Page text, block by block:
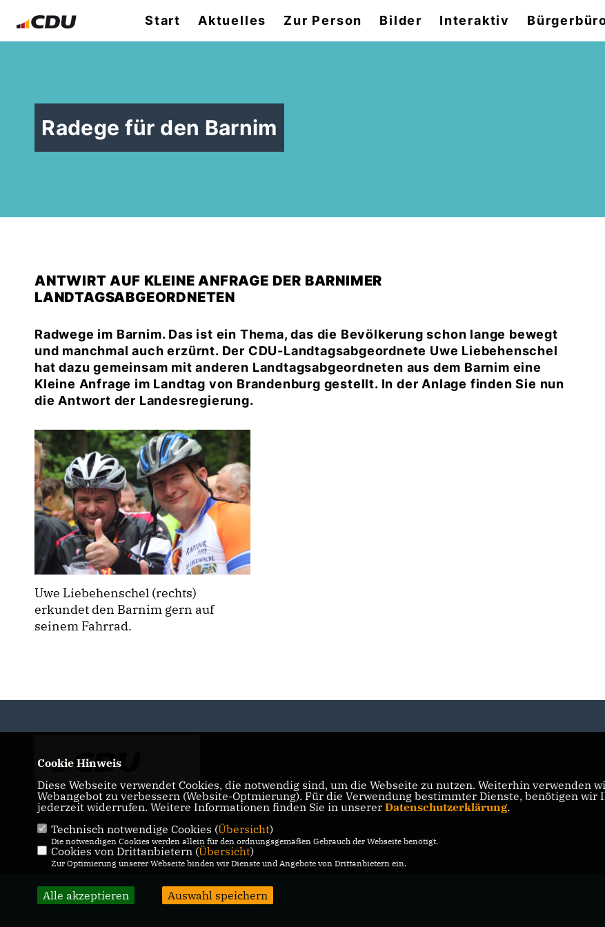
Start Aktuelles Zur Person Bilder Interaktiv
Radege für den Barnim
ANTWIRT AUF KLEINE ANFRAGE DER BARNIMER
LANDTAGSABGEORDNETEN
Radwege im Barnim. Das ist ein Thema, das die Bevölkerung schon lange bewegt
und manchmal auch erzürnt. Der CDU-Landtagsabgeordnete Uwe Liebehenschel
hat dazu gemeinsam mit anderen Landtagsabgeordneten aus dem Barnim eine
Kleine Anfrage im Landtag von Brandenburg gestellt. In der Anlage finden Sie nun
die Antwort der Landesregierung.
Uwe Liebehenschel (rechts)
erkundet den Barnim gern auf
seinem Fahrrad.
IMPRESSUM DATENSCHUTZ KONTAKT
@2026 Uwe Liebehenschel
Cookie Hinweis
Diese Webseite verwendet Cookies, die notwendig sind, um die Webseite zu nutzen. Weiterhin verwenden
Webangebot zu verbessern (Website-Optmierung). Für die Verwendung bestimmter Dienste, benötigen
jederzeit widerrufen. Weitere Informationen finden Sie in unserer Datenschutzerklärung.
Technisch notwendige Cookies (Übersicht)
Die notwendigen Cookies werden allein für den ordnungsgemäßen Gebrauch der Webseite benötigt.
Cookies von Drittanbietern (Übersicht)
Zur Optimierung unserer Webseite binden wir Dienste und Angebote von Drittanbietern ein.
Alle akzeptieren Auswahl speichern